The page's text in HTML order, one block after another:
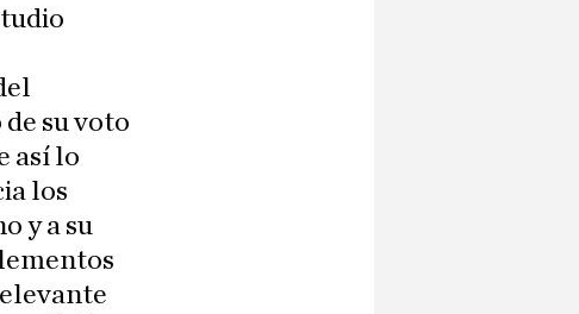
su voto
así lo
los
y a su